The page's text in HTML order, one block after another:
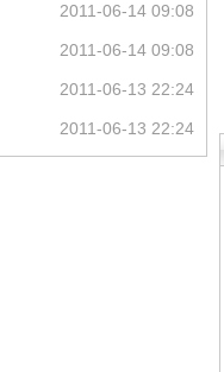
2011-06-14 09:08
2011-06-14 09:08
2011-06-13 22:24
2011-06-13 22:24